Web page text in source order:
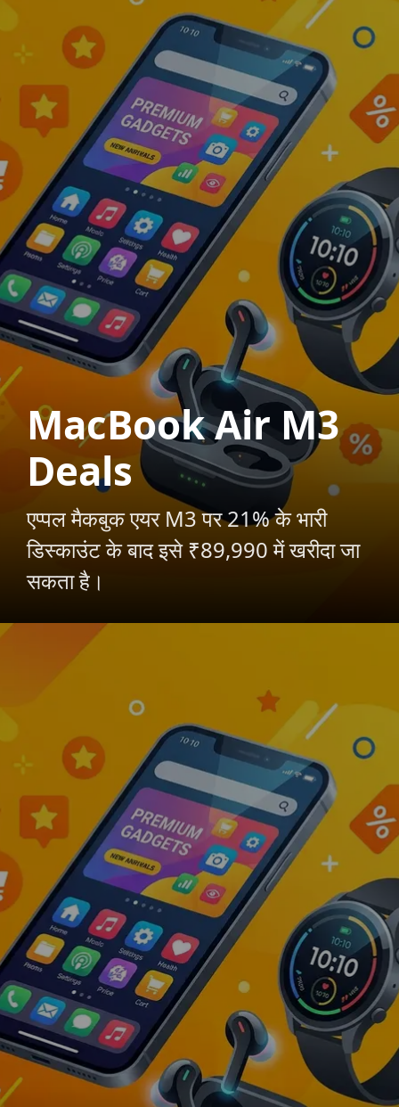
MacBook Air M3
Deals
एप्पल मैकबुक एयर M3 पर 21% के भारी
डिस्काउंट के बाद इसे ₹89,990 में खरीदा जा
सकता है।